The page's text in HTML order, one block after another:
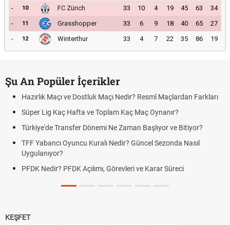
-
10 FC Zürich 33 10 4 19 45 63
34
-
11 Grasshopper 33 6 9 18 40 65
27
-
12 Winterthur 33 4 7 22 35 86 19
Şu An Popüler İçerikler
Hazırlık Maçı ve Dostluk Maçı Nedir? Resmî Maçlardan Farkları
Süper Lig Kaç Hafta ve Toplam Kaç Maç Oynanır?
Türkiye'de Transfer Dönemi Ne Zaman Başlıyor ve Bitiyor?
TFF Yabancı Oyuncu Kuralı Nedir? Güncel Sezonda Nasıl
Uygulanıyor?
PFDK Nedir? PFDK Açılımı, Görevleri ve Karar Süreci
KEŞFET